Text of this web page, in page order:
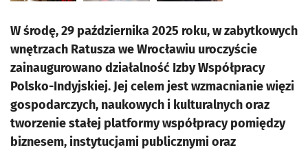
W środę, 29 października 2025 roku, w zabytkowych
wnętrzach Ratusza we Wrocławiu uroczyście
zainaugurowano działalność Izby Współpracy
Polsko-Indyjskiej. Jej celem jest wzmacnianie więzi
gospodarczych, naukowych i kulturalnych oraz
tworzenie stałej platformy współpracy pomiędzy
biznesem, instytucjami publicznymi oraz